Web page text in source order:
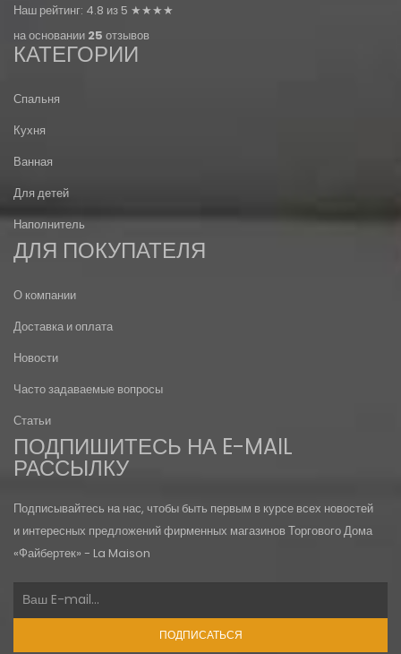
Наш рейтинг: 4.8 из 5 ★★★★
на основании 25 отзывов
КАТЕГОРИИ
Спальня
Кухня
Ванная
Для детей
Наполнитель
ДЛЯ ПОКУПАТЕЛЯ
О компании
Доставка и оплата
Новости
Часто задаваемые вопросы
Статьи
ПОДПИШИТЕСЬ НА E-MAIL
РАССЫЛКУ
Подписывайтесь на нас, чтобы быть первым в курсе всех новостей
и интересных предложений фирменных магазинов Торгового Дома
«Файбертек» - La Maison
ПОДПИСАТЬСЯ